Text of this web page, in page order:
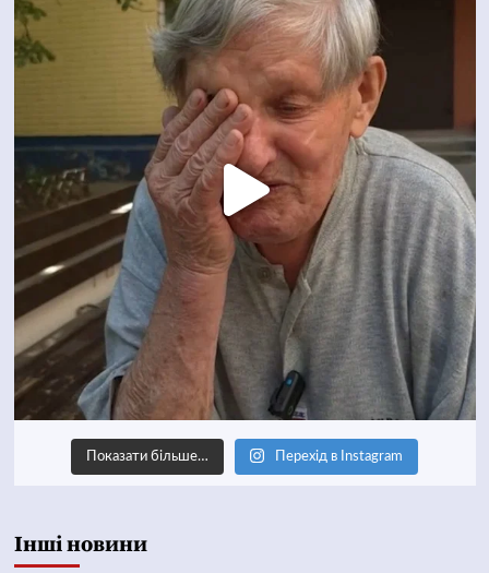
Показати більше… Перехід в Instagram
Інші новини